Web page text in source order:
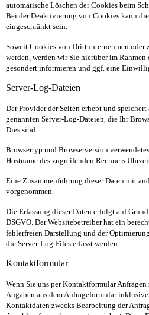
automatische Löschen der Cookies beim
Bei der Deaktivierung von Cookies kann
eingeschränkt sein.
Soweit Cookies von Drittunternehmen oder
werden, werden wir Sie hierüber im
gesondert informieren und ggf. eine
Server-Log-Dateien
Der Provider der Seiten erhebt und
genannten Server-Log-Dateien, die Ihr
Dies sind:
Browsertyp und Browserversion
Hostname des zugreifenden Rechners
Eine Zusammenführung dieser Daten mit
vorgenommen.
Die Erfassung dieser Daten erfolgt auf
DSGVO. Der Websitebetreiber hat ein
fehlerfreien Darstellung und der
die Server-Log-Files erfasst werden.
Kontaktformular
Wenn Sie uns per Kontaktformular Anfragen
Angaben aus dem Anfrageformular
Kontaktdaten zwecks Bearbeitung der